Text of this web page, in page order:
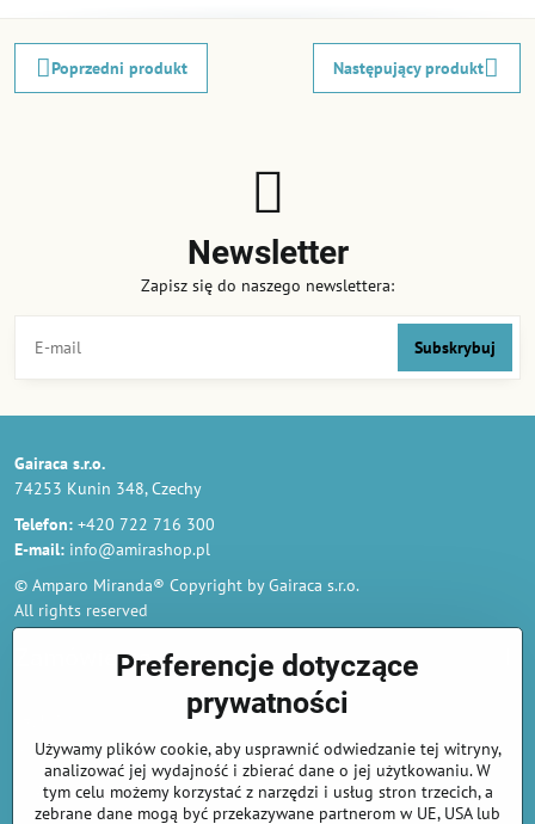
Poprzedni produkt Następujący produkt
Newsletter
Zapisz się do naszego newslettera:
Subskrybuj
Gairaca s.r.o.
74253 Kunin 348, Czechy
Telefon: +420 722 716 300
E-mail: info@amirashop.pl
© Amparo Miranda® Copyright by Gairaca s.r.o.
All rights reserved
Zamówienia
Polityka prywatności i ochrony danych osobowych
Odstąp od umowy tutaj
Preferencje dotyczące
prywatności
Używamy plików cookie, aby usprawnić odwiedzanie tej witryny,
analizować jej wydajność i zbierać dane o jej użytkowaniu. W
tym celu możemy korzystać z narzędzi i usług stron trzecich, a
zebrane dane mogą być przekazywane partnerom w UE, USA lub